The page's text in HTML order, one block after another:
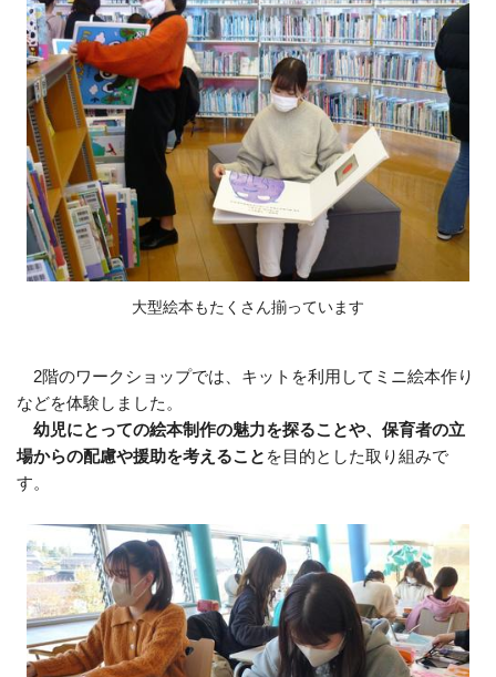
大型絵本もたくさん揃っています
2階のワークショップでは、キットを利用してミニ絵本作り
などを体験しました。
幼児にとっての絵本制作の魅力を探ることや、保育者の立
場からの配慮や援助を考えること を目的とした取り組みで
す。